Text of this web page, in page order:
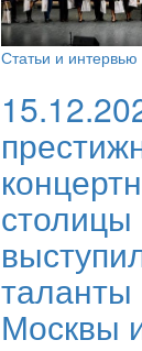
Статьи и интервью
столицы
таланты
Москвы